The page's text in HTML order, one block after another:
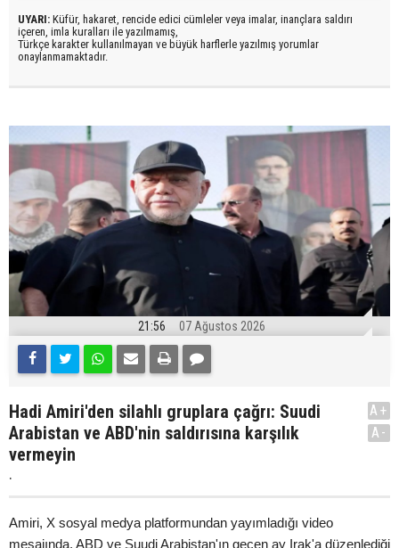
UYARI: Küfür, hakaret, rencide edici cümleler veya imalar, inançlara saldırı
içeren, imla kuralları ile yazılmamış,
Türkçe karakter kullanılmayan ve büyük harflerle yazılmış yorumlar
onaylanmamaktadır.
21:56 07 Ağustos 2026
Hadi Amiri'den silahlı gruplara çağrı: Suudi
Arabistan ve ABD'nin saldırısına karşılık
vermeyin
.
A+
A-
Amiri, X sosyal medya platformundan yayımladığı video
mesajında, ABD ve Suudi Arabistan'ın geçen ay Irak'a düzenlediği